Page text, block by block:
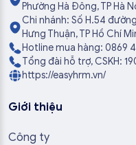
Phường Hà Đông, TP Hà
Chi nhánh: Số H.54
Hưng Thuận, TP Hồ Chí
Hotline mua hàng: 0869
Tổng đài hỗ trợ, CSKH:
https://easyhrm.vn/
Giới thiệu
Công ty